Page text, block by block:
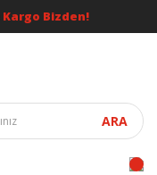
Kargo Bizden!
ARA